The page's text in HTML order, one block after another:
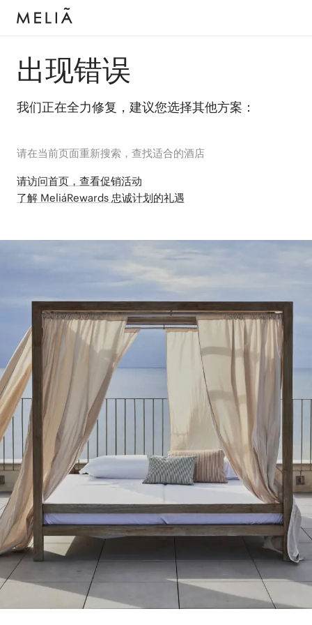
出现错误
我们正在全力修复，建议您选择其他方案：
请在当前页面重新搜索，查找适合的酒店
请访问首页，查看促销活动
了解 MeliáRewards 忠诚计划的礼遇